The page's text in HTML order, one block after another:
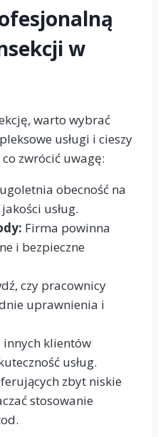
w
warto wybrać
usługi i cieszy
zwrócić uwagę:
obecność na
usług.
Firma powinna
i bezpieczne
czy pracownicy
uprawnienia i
innych klientów
usług.
zbyt niskie
stosowanie